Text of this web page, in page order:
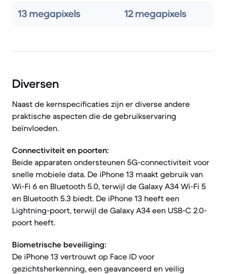
13 megapixels 12 megapixels
Diversen
Naast de kernspecificaties zijn er diverse andere
praktische aspecten die de gebruikservaring
beïnvloeden.
Connectiviteit en poorten:
Beide apparaten ondersteunen 5G-connectiviteit voor
snelle mobiele data. De iPhone 13 maakt gebruik van
Wi-Fi 6 en Bluetooth 5.0, terwijl de Galaxy A34 Wi-Fi 5
en Bluetooth 5.3 biedt. De iPhone 13 heeft een
Lightning-poort, terwijl de Galaxy A34 een USB-C 2.0-
poort heeft.
Biometrische beveiliging:
De iPhone 13 vertrouwt op Face ID voor
gezichtsherkenning, een geavanceerd en veilig